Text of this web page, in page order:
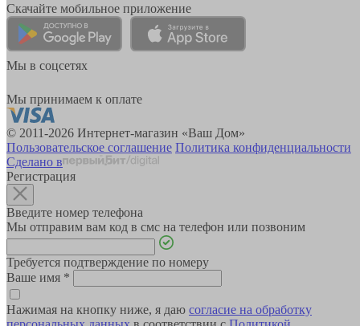
Скачайте мобильное приложение
Мы в соцсетях
Мы принимаем к оплате
© 2011-2026 Интернет-магазин «Ваш Дом»
Пользовательское соглашение Политика конфиденциальности
Сделано в
Регистрация
Введите номер телефона
Мы отправим вам код в смс на телефон или позвоним
Требуется подтверждение по номеру
Ваше имя *
Нажимая на кнопку ниже, я даю согласие на обработку